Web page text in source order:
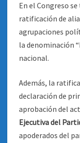
En el Congreso
ratificación de
agrupaciones
la denominación
nacional.
Además, la
declaración de
aprobación del
Ejecutiva del
apoderados del